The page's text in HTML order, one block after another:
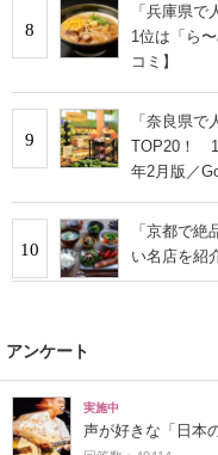
8
「兵庫県
1位は「ら
コミ】
9
「奈良県
TOP20！ 1
年2月版／
10
「京都で
い名店を紹
アンケート
実施中
声が好きな「日本